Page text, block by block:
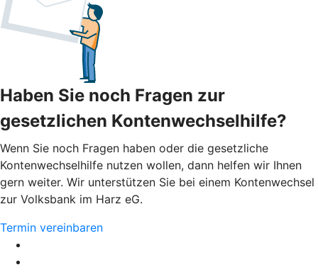
Haben Sie noch Fragen zur
gesetzlichen Kontenwechselhilfe?
Wenn Sie noch Fragen haben oder die gesetzliche
Kontenwechselhilfe nutzen wollen, dann helfen wir Ihnen
gern weiter. Wir unterstützen Sie bei einem Kontenwechsel
zur Volksbank im Harz eG.
Termin vereinbaren